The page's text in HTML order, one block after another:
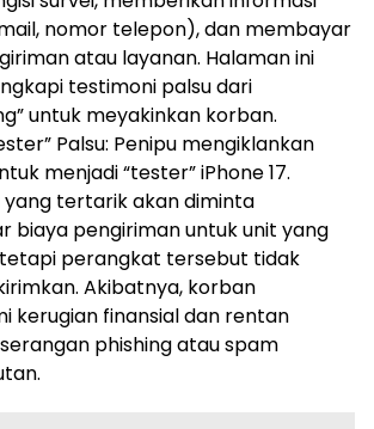
nomor telepon), dan membayar
atau layanan. Halaman ini
testimoni palsu dari
untuk meyakinkan korban.
Palsu: Penipu mengiklankan
menjadi “tester” iPhone 17.
yang tertarik akan diminta
biaya pengiriman untuk unit yang
tetapi perangkat tersebut tidak
Akibatnya, korban
kerugian finansial dan rentan
phishing atau spam